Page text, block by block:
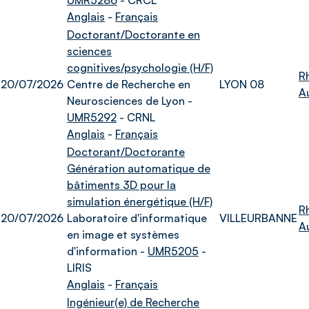
Anglais - Français
20/07/2026
Doctorant/Doctorante en
sciences
cognitives/psychologie (H/F)
Centre de Recherche en
Neurosciences de Lyon -
UMR5292 - CRNL
Anglais - Français
LYON 08
20/07/2026
Doctorant/Doctorante
Génération automatique de
bâtiments 3D pour la
simulation énergétique (H/F)
Laboratoire d'informatique
en image et systèmes
d'information - UMR5205 -
LIRIS
Anglais - Français
VILLEURBANNE
Ingénieur(e) de Recherche